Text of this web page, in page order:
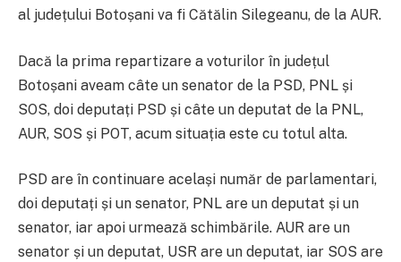
al județului Botoșani va fi Cătălin Silegeanu, de la AUR.
Dacă la prima repartizare a voturilor în județul
Botoșani aveam câte un senator de la PSD, PNL și
SOS, doi deputați PSD și câte un deputat de la PNL,
AUR, SOS și POT, acum situația este cu totul alta.
PSD are în continuare același număr de parlamentari,
doi deputați și un senator, PNL are un deputat și un
senator, iar apoi urmează schimbările. AUR are un
senator și un deputat, USR are un deputat, iar SOS are